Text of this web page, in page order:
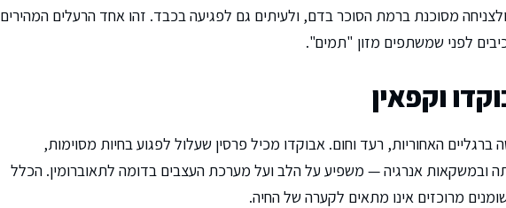
ולצניחה מסוכנת ברמת הסוכר בדם, ולעיתים גם לפגיעה בכבד. זהו אחד הרעלים המהירים
לפני שמשתפים מזון "תמים".
וקפאין
ברגליים האחוריות, רעד וחום. אבוקדו מכיל פרסין שעלול לפגוע בחיות מסוימות,
ובמשקאות אנרגיה — משפיע על הלב ועל מערכת העצבים בדומה לתאוברומין. הכלל
מרוכזים אינו מתאים לקערה של החיה.